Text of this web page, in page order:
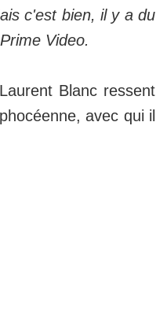
c'est bien, il y a du
Prime Video.
Blanc ressent
avec qui il